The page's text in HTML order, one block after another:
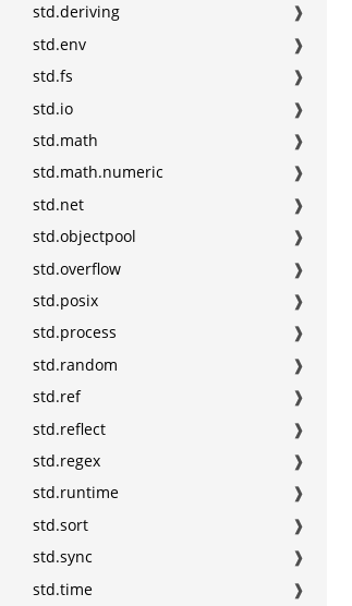
std.deriving
❱
std.env
❱
std.fs
❱
std.io
❱
std.math
❱
std.math.numeric
❱
std.net
❱
std.objectpool
❱
std.overflow
❱
std.posix
❱
std.process
❱
std.random
❱
std.ref
❱
std.reflect
❱
std.regex
❱
std.runtime
❱
std.sort
❱
std.sync
❱
std.time
❱